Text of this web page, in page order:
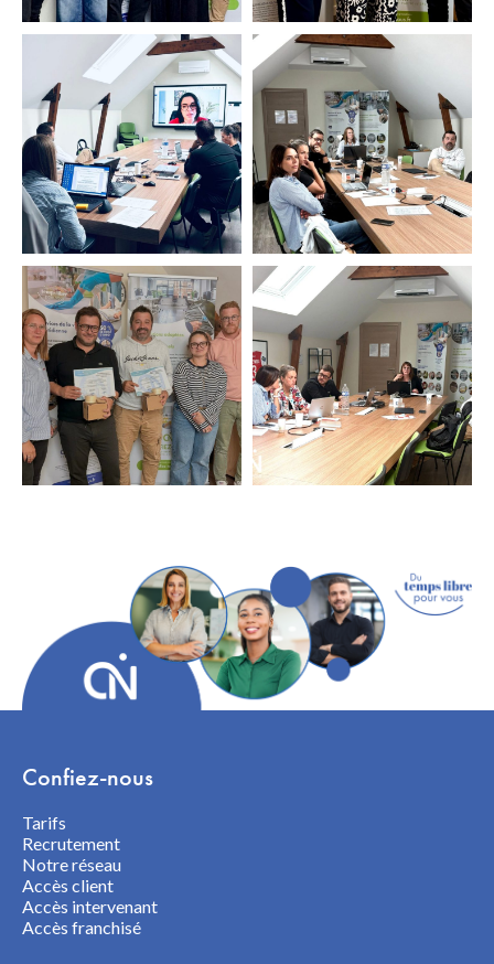
Confiez-nous
Tarifs
Recrutement
Notre réseau
Accès client
Accès intervenant
Accès franchisé